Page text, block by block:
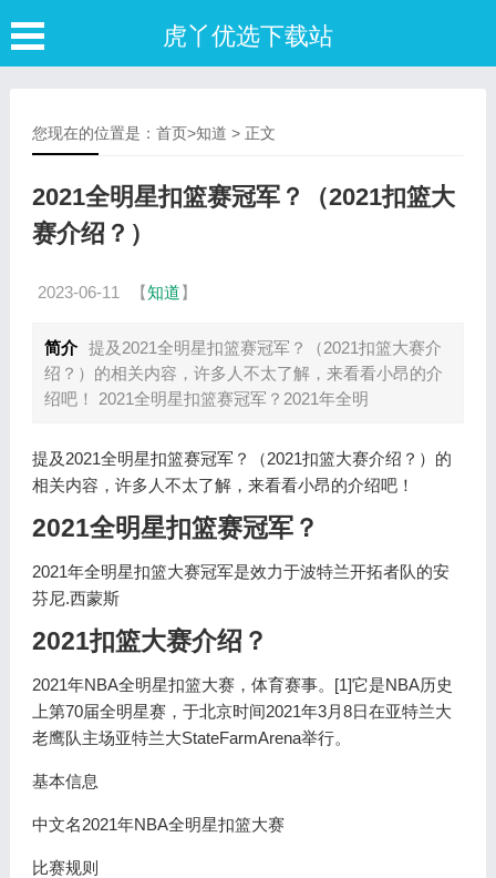
虎丫优选下载站
您现在的位置是： 首页>知道 > 正文
2021全明星扣篮赛冠军？（2021扣篮大
赛介绍？）
2023-06-11 【知道】
简介 提及2021全明星扣篮赛冠军？（2021扣篮大赛介
绍？）的相关内容，许多人不太了解，来看看小昂的介
绍吧！ 2021全明星扣篮赛冠军？2021年全明
提及2021全明星扣篮赛冠军？（2021扣篮大赛介绍？）的
相关内容，许多人不太了解，来看看小昂的介绍吧！
2021全明星扣篮赛冠军？
2021年全明星扣篮大赛冠军是效力于波特兰开拓者队的安
芬尼.西蒙斯
2021扣篮大赛介绍？
2021年NBA全明星扣篮大赛，体育赛事。[1]它是NBA历史
上第70届全明星赛，于北京时间2021年3月8日在亚特兰大
老鹰队主场亚特兰大StateFarmArena举行。
基本信息
中文名2021年NBA全明星扣篮大赛
比赛规则